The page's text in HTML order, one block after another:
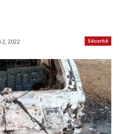
Sécurité
2, 2022